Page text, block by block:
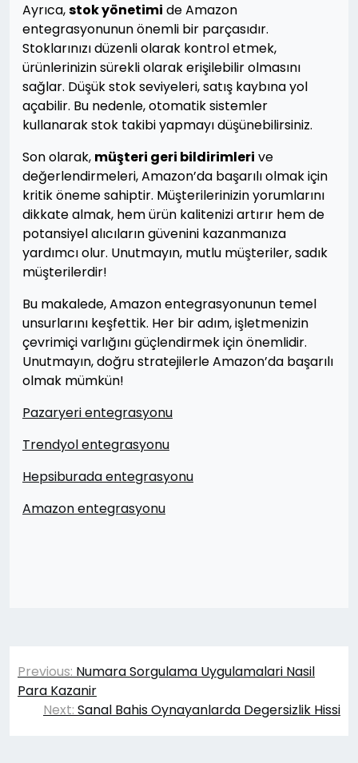
Ayrıca,stok yönetimi de Amazon
entegrasyonunun önemli bir parçasıdır.
Stoklarınızı düzenli olarak kontrol etmek,
ürünlerinizin sürekli olarak erişilebilir olmasını
sağlar. Düşük stok seviyeleri, satış kaybına yol
açabilir. Bu nedenle, otomatik sistemler
kullanarak stok takibi yapmayı düşünebilirsiniz.
Son olarak, müşteri geri bildirimleri ve
değerlendirmeleri, Amazon’da başarılı olmak için
kritik öneme sahiptir. Müşterilerinizin yorumlarını
dikkate almak, hem ürün kalitenizi artırır hem de
potansiyel alıcıların güvenini kazanmanıza
yardımcı olur. Unutmayın, mutlu müşteriler, sadık
müşterilerdir!
Bu makalede, Amazon entegrasyonunun temel
unsurlarını keşfettik. Her bir adım, işletmenizin
çevrimiçi varlığını güçlendirmek için önemlidir.
Unutmayın, doğru stratejilerle Amazon’da başarılı
olmak mümkün!
Pazaryeri entegrasyonu
Trendyol entegrasyonu
Hepsiburada entegrasyonu
Amazon entegrasyonu
Yazı
gezinmesi
Previous: Numara Sorgulama Uygulamalari Nasil
Para Kazanir
Next: Sanal Bahis Oynayanlarda Degersizlik Hissi